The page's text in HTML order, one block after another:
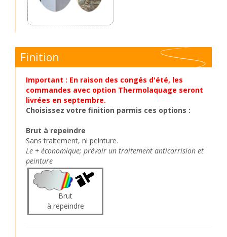
Finition
Important : En raison des congés d'été, les
commandes avec option Thermolaquage seront
livrées en septembre.
Choisissez votre finition parmis ces options :
Brut à repeindre
Sans traitement, ni peinture.
Le + économique; prévoir un traitement anticorrision et
peinture
Brut
à repeindre